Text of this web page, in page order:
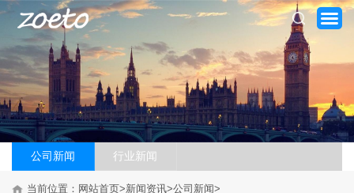
网站首页
公司新闻 行业新闻
当前位置： 网站首页>新闻资讯>公司新闻>